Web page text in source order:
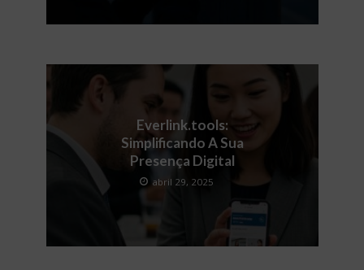
Everlink.tools:
Simplificando A Sua
Presença Digital
abril 29, 2025